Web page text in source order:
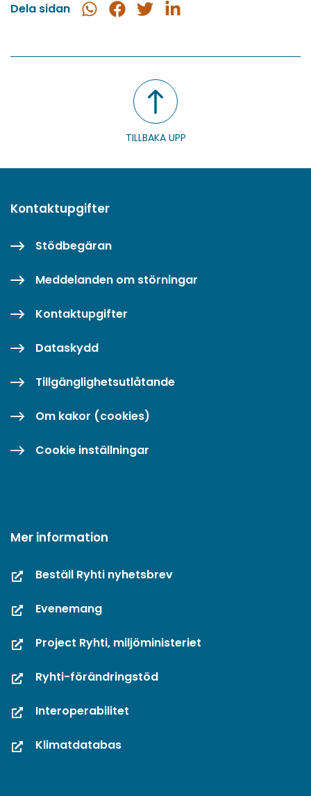
Dela sidan
Dela
Dela
Dela
Dela
TILLBAKA UPP
Kontaktupgifter
Stödbegäran
Meddelanden om störningar
Kontaktupgifter
Dataskydd
Tillgänglighetsutlåtande
Om kakor (cookies)
Cookie inställningar
Mer information
Beställ Ryhti nyhetsbrev
Evenemang
Project Ryhti, miljöministeriet
Ryhti-förändringstöd
Interoperabilitet
Klimatdatabas